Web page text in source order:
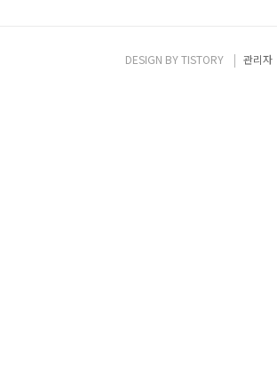
DESIGN BYTISTORY 관리자